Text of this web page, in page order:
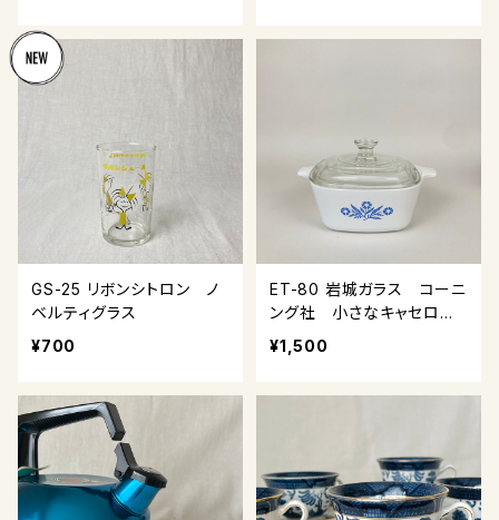
GS-25 リボンシトロン ノ
ベルティグラス
¥700
ET-80 岩城ガラス コーニ
ング社 小さなキャセロー
ル
¥1,500